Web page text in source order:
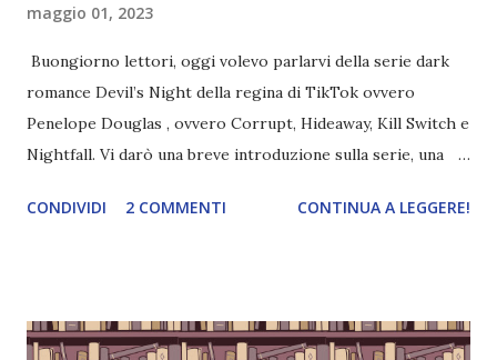
maggio 01, 2023
Buongiorno lettori, oggi volevo parlarvi della serie dark
romance Devil’s Night della regina di TikTok ovvero
Penelope Douglas , ovvero Corrupt, Hideaway, Kill Switch e
Nightfall. Vi darò una breve introduzione sulla serie, una
e anche un breve commento sui libri singoli. I libri sono in
grande (Devil's Night 1#) Autrice : Penelope Douglas
CONDIVIDI 2 COMMENTI CONTINUA A LEGGERE!